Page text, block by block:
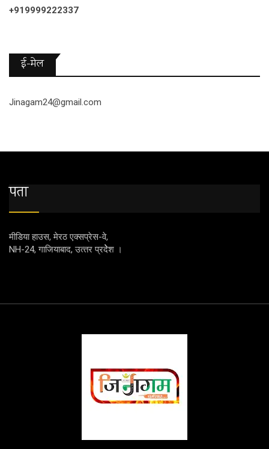
+919999222337
ई-मेल
Jinagam24@gmail.com
पता
मीडिया हाउस, मेरठ एक्‍सप्रेस-वे,
NH-24, गाजियाबाद, उत्‍तर प्रदेेेेश ।